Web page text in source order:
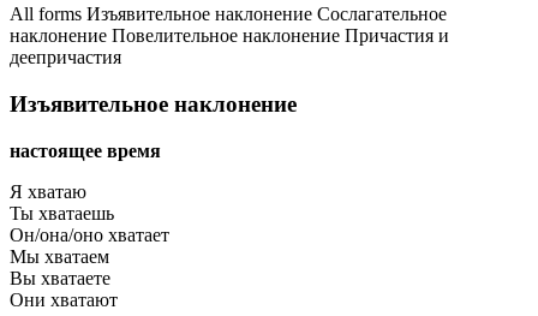
All forms Изъявительное наклонение Сослагательное
наклонение Повелительное наклонение Причастия и
деепричастия
Изъявительное наклонение
настоящее время
Я хватаю
Ты хватаешь
Он/она/оно хватает
Мы хватаем
Вы хватаете
Они хватают